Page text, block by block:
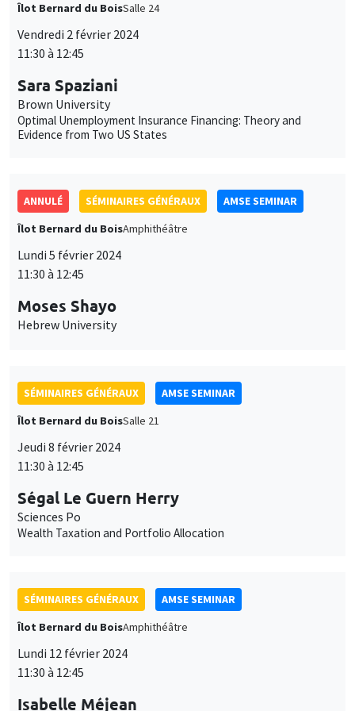
Îlot Bernard du BoisSalle 24
Vendredi 2 février 2024
11:30 à 12:45
Sara Spaziani
Brown University
Optimal Unemployment Insurance Financing: Theory and
Evidence from Two US States
ANNULÉ SÉMINAIRES GÉNÉRAUX
AMSE SEMINAR
Îlot Bernard du BoisAmphithéâtre
Lundi 5 février 2024
11:30 à 12:45
Moses Shayo
Hebrew University
SÉMINAIRES GÉNÉRAUX
AMSE SEMINAR
Îlot Bernard du BoisSalle 21
Jeudi 8 février 2024
11:30 à 12:45
Ségal Le Guern Herry
Sciences Po
Wealth Taxation and Portfolio Allocation
SÉMINAIRES GÉNÉRAUX
AMSE SEMINAR
Îlot Bernard du BoisAmphithéâtre
Lundi 12 février 2024
11:30 à 12:45
Isabelle Méjean